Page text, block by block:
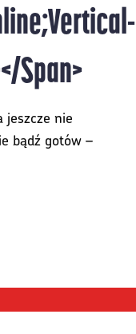
span>
jeszcze nie
bądź gotów –